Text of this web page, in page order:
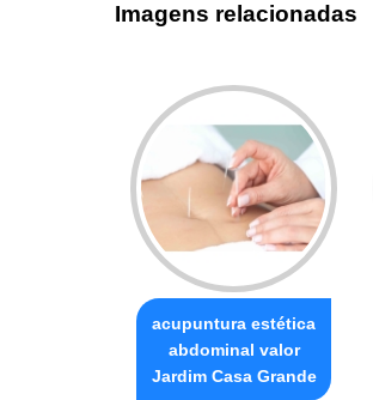
Imagens relacionadas
acupuntura estética
abdominal valor
Jardim Casa Grande